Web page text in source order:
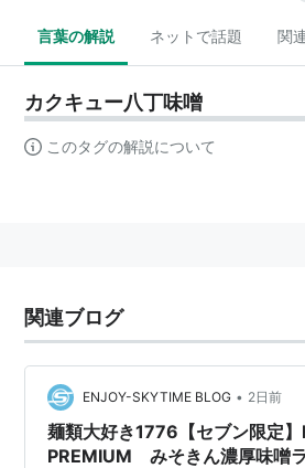
言葉の解説 ネットで話題 関
カクキュー八丁味噌
このタグの解説について
関連ブログ
ENJOY-SKYTIME BLOG • 2日前
麺類大好き1776【セブン限定
PREMIUM みそきん濃厚味噌